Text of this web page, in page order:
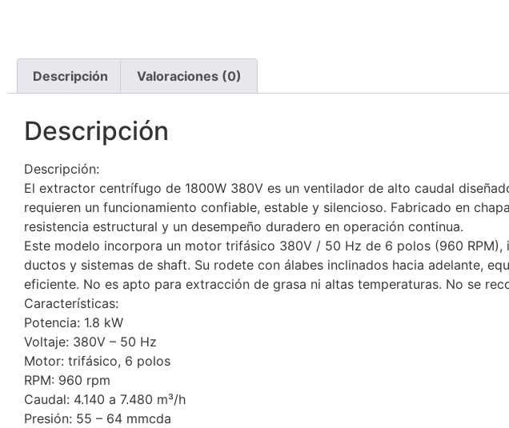
Descripción Valoraciones (0)
Descripción
Descripción:
El extractor centrífugo de 1800W 380V es un ventilador de alto caudal
requieren un funcionamiento confiable, estable y silencioso. Fabricado en
resistencia estructural y un desempeño duradero en operación continua.
Este modelo incorpora un motor trifásico 380V / 50 Hz de 6 polos (960
ductos y sistemas de shaft. Su rodete con álabes inclinados hacia adelante,
eficiente. No es apto para extracción de grasa ni altas temperaturas. No se
Características:
Potencia: 1.8 kW
Voltaje: 380V – 50 Hz
Motor: trifásico, 6 polos
RPM: 960 rpm
Caudal: 4.140 a 7.480 m³/h
Presión: 55 – 64 mmcda